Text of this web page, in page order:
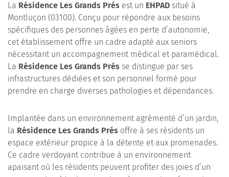
La Résidence Les Grands Prés est un EHPAD situé à
Montluçon (03100). Conçu pour répondre aux besoins
spécifiques des personnes âgées en perte d’autonomie,
cet établissement offre un cadre adapté aux seniors
nécessitant un accompagnement médical et paramédical.
La Résidence Les Grands Prés se distingue par ses
infrastructures dédiées et son personnel formé pour
prendre en charge diverses pathologies et dépendances.
Implantée dans un environnement agrémenté d’un jardin,
la Résidence Les Grands Prés offre à ses résidents un
espace extérieur propice à la détente et aux promenades.
Ce cadre verdoyant contribue à un environnement
apaisant où les résidents peuvent profiter des joies d’un